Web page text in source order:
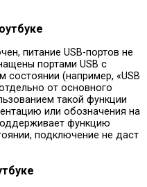
питание USB-портов не
портами USB с
состоянии (например, «USB
от основного
такой функции
или обозначения на
функцию
подключение не даст